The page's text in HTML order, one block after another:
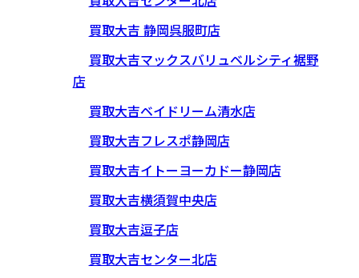
買取大吉 静岡呉服町店
買取大吉マックスバリュベルシティ裾野
店
買取大吉ベイドリーム清水店
買取大吉フレスポ静岡店
買取大吉イトーヨーカドー静岡店
買取大吉横須賀中央店
買取大吉逗子店
買取大吉センター北店